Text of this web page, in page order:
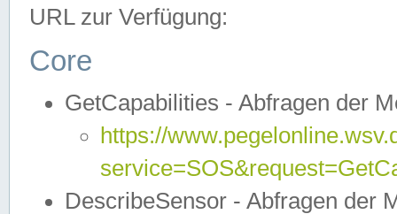
URL zur Verfügung:
Core
GetCapabilities - Abfragen der
https://
DescribeSensor - Abfragen der